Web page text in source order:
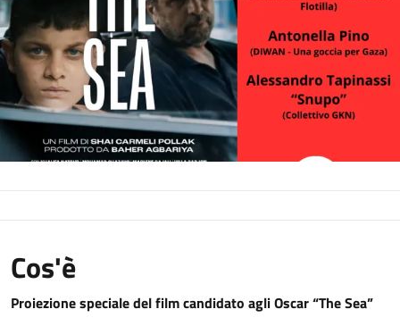
Cos'è
Proiezione speciale del film candidato agli Oscar “The Sea”